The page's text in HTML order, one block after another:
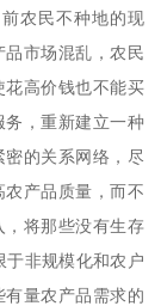
农民不种地的现
市场混乱，农民
高价钱也不能买
，重新建立一种
的关系网络，尽
产品质量，而不
将那些没有生存
于非规模化和农户
量农产品需求的